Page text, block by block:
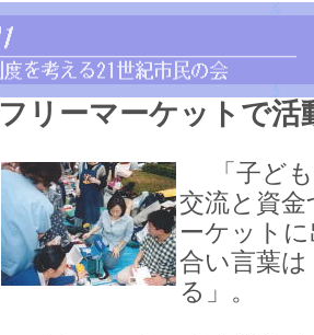
フリーマーケットで
「子ど
交流と資
ーケット
合い言葉
る」。